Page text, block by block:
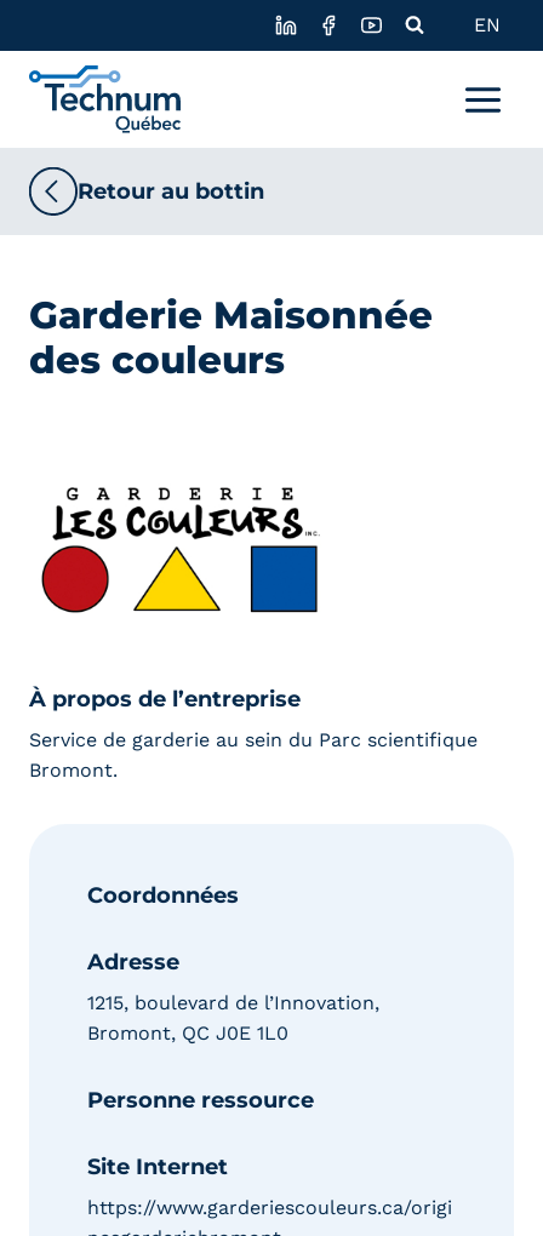
content
EN
Retour au bottin
Garderie Maisonnée
des couleurs
À propos de l’entreprise
Service de garderie au sein du Parc scientifique
Bromont.
Coordonnées
Adresse
1215, boulevard de l’Innovation,
Bromont, QC J0E 1L0
Personne ressource
Site Internet
https://www.garderiescouleurs.ca/origi